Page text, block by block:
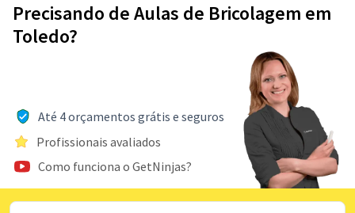
Precisando de Aulas de Bricolagem em
Toledo?
Até 4 orçamentos grátis e seguros
Profissionais avaliados
Como funciona o GetNinjas?